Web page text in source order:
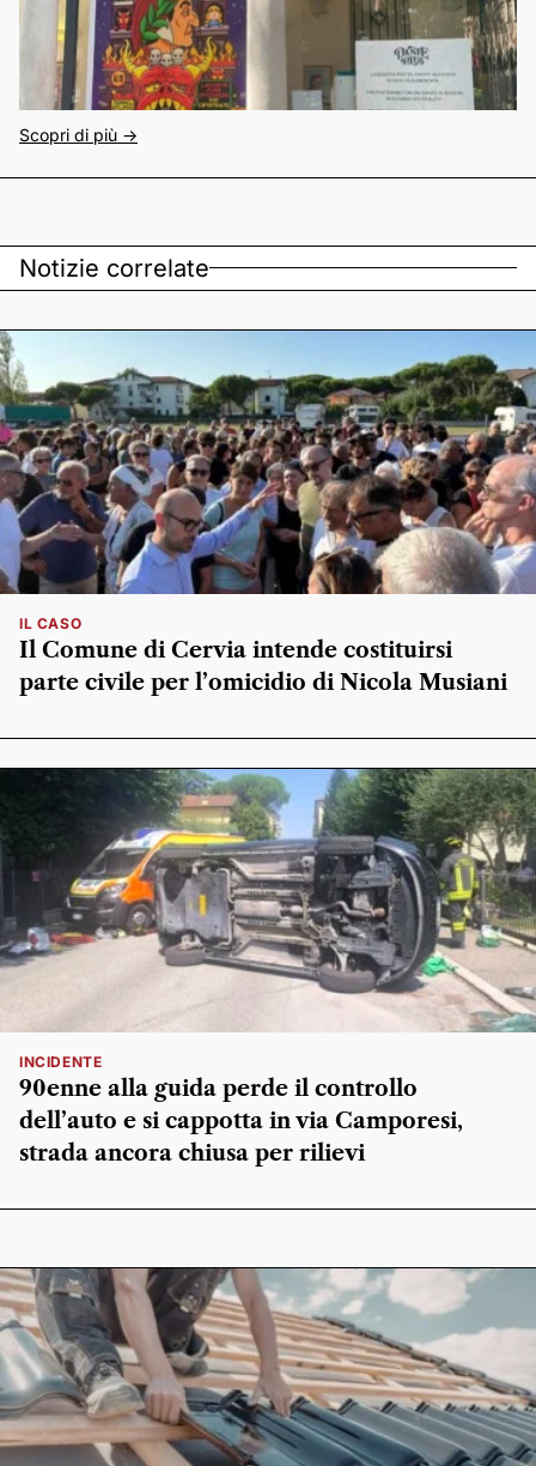
Scopri di più ->
Notizie correlate
IL CASO
Il Comune di Cervia intende costituirsi
parte civile per l’omicidio di Nicola Musiani
INCIDENTE
90enne alla guida perde il controllo
dell’auto e si cappotta in via Camporesi,
strada ancora chiusa per rilievi